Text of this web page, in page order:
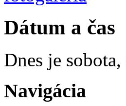
Dátum a čas
Dnes je sobota,
Navigácia